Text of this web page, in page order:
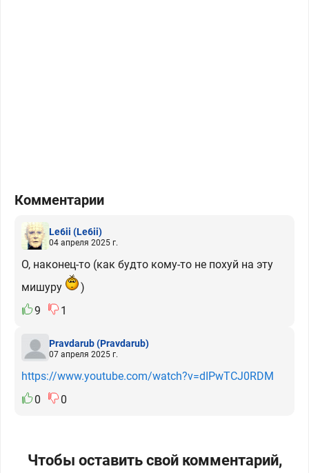
Комментарии
Le6ii (Le6ii)
04 апреля 2025 г.
О, наконец-то (как будто кому-то не похуй на эту
мишуру
)
9
1
Pravdarub(Pravdarub)
07 апреля 2025 г.
https://www.youtube.com/watch?v=dIPwTCJ0RDM
0
0
Чтобы оставить свой комментарий,